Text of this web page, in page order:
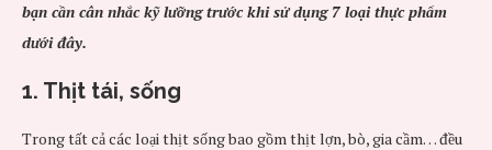
bạn cần cân nhắc kỹ lưỡng trước khi sử dụng 7 loại thực phẩm
dưới đây.
1. Thịt tái, sống
Trong tất cả các loại thịt sống bao gồm thịt lợn, bò, gia cầm… đều